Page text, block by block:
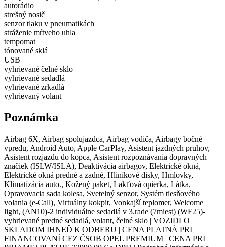
autorádio
strešný nosič
senzor tlaku v pneumatikách
stráženie mŕtveho uhla
tempomat
tónované sklá
USB
vyhrievané čelné sklo
vyhrievané sedadlá
vyhrievané zrkadlá
vyhrievaný volant
Poznámka
Airbag 6X, Airbag spolujazdca, Airbag vodiča, Airbagy bočné
vpredu, Android Auto, Apple CarPlay, Asistent jazdných pruhov,
Asistent rozjazdu do kopca, Asistent rozpoznávania dopravných
značiek (ISLW/ISLA), Deaktivácia airbagov, Elektrické okná,
Elektrické okná predné a zadné, Hliníkové disky, Hmlovky,
Klimatizácia auto., Kožený paket, Lakťová opierka, Látka,
Opravovacia sada kolesa, Svetelný senzor, Systém tiesňového
volania (e-Call), Virtuálny kokpit, Vonkajší teplomer, Welcome
light, (AN10)-2 individuálne sedadlá v 3.rade (7miest) (WF25)-
vyhrievané predné sedadlá, volant, čelné sklo | VOZIDLO
SKLADOM IHNEĎ K ODBERU | CENA PLATNÁ PRI
FINANCOVANÍ CEZ ČSOB OPEL PREMIUM | CENA PRI